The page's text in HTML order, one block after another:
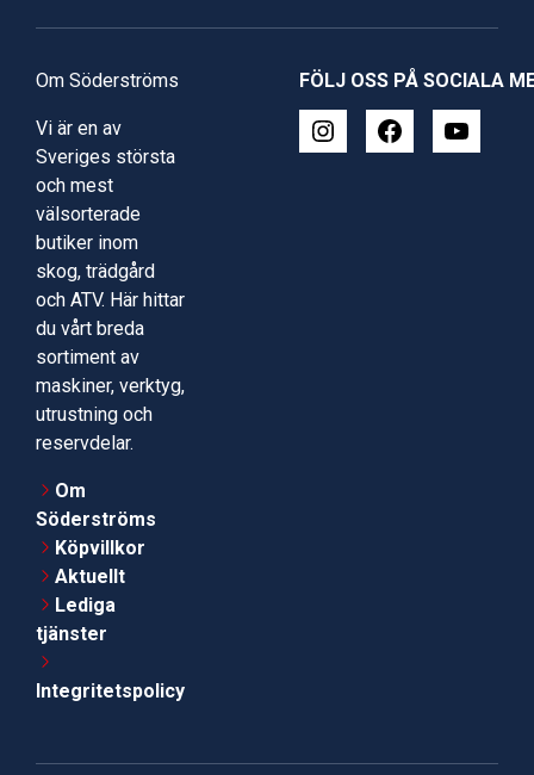
Om Söderströms
Vi är en av
Sveriges största
och mest
välsorterade
butiker inom
skog, trädgård
och ATV. Här hittar
du vårt breda
sortiment av
maskiner, verktyg,
utrustning och
reservdelar.
Om
Söderströms
Köpvillkor
Aktuellt
Lediga
tjänster
Integritetspolicy
FÖLJ OSS PÅ SOCIALA